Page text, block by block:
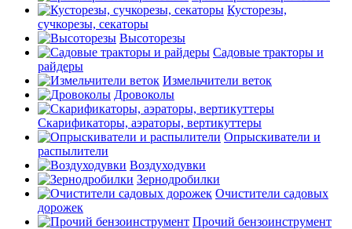
Кусторезы,
сучкорезы, секаторы
Высоторезы
Садовые тракторы и
райдеры
Измельчители веток
Дровоколы
Скарификаторы, аэраторы, вертикуттеры
Опрыскиватели и
распылители
Воздуходувки
Зернодробилки
Очистители садовых
дорожек
Прочий бензоинструмент